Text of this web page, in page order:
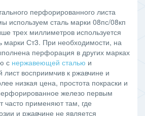
перфорированного листа
используем сталь марки 08пс/08кп
трех миллиметров используется
марки Ст3. При необходимости, на
перфорация в других марках
с нержавеющей сталью и
восприимчив к ржавчине и
низкая цена, простота покраски и
железо первым
часто применяют там, где
и ржавчине не является